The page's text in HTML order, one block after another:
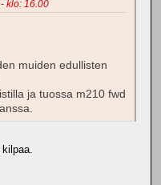
klo: 16.00
muiden edullisten
ja tuossa m210 fwd